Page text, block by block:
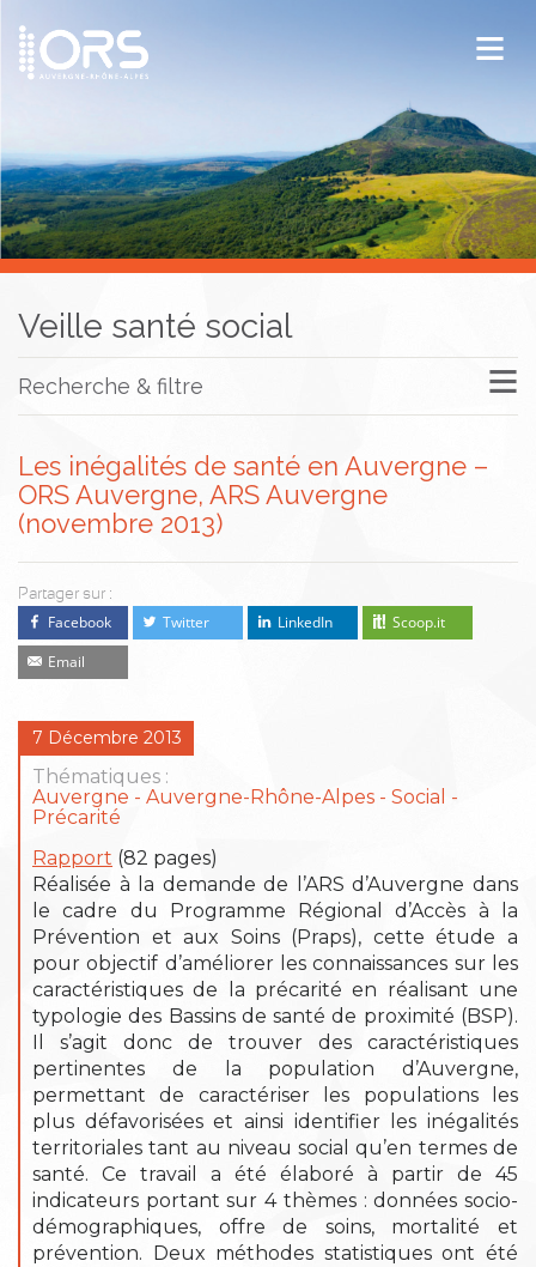
ORS Auvergne-Rhône-Alpes
Publications
Documentation / Veille
Veille santé social
Recherche & filtre
Les inégalités de santé en Auvergne –
ORS Auvergne, ARS Auvergne
(novembre 2013)
Partager sur :
Facebook Twitter LinkedIn
Scoop.it
Email
7 Décembre 2013
Thématiques :
Auvergne
Auvergne-Rhône-Alpes
Social -
Précarité
Rapport (82 pages)
Réalisée à la demande de l’ARS d’Auvergne dans
le cadre du Programme Régional d’Accès à la
Prévention et aux Soins (Praps), cette étude a
pour objectif d’améliorer les connaissances sur les
caractéristiques de la précarité en réalisant une
typologie des Bassins de santé de proximité (BSP).
Il s’agit donc de trouver des caractéristiques
pertinentes de la population d’Auvergne,
permettant de caractériser les populations les
plus défavorisées et ainsi identifier les inégalités
territoriales tant au niveau social qu’en termes de
santé. Ce travail a été élaboré à partir de 45
indicateurs portant sur 4 thèmes : données socio-
démographiques, offre de soins, mortalité et
prévention. Deux méthodes statistiques ont été